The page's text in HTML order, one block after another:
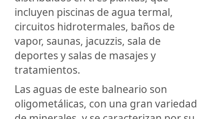
incluyen piscinas de agua termal,
circuitos hidrotermales, baños de
vapor, saunas, jacuzzis, sala de
deportes y salas de masajes y
tratamientos.
Las aguas de este balneario son
oligometálicas, con una gran variedad